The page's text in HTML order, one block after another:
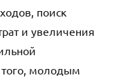
поиск
и увеличения
того, молодым